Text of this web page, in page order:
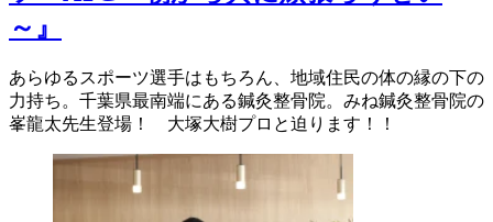
～』
あらゆるスポーツ選手はもちろん、地域住民の体の縁の下の
力持ち。千葉県最南端にある鍼灸整骨院。みね鍼灸整骨院の
峯龍太先生登場！ 大塚大樹プロと迫ります！！